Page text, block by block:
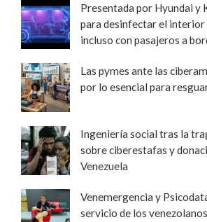
Presentada por Hyundai y
para desinfectar el interior
incluso con pasajeros a
Las pymes ante las
por lo esencial para
Ingeniería social tras la
sobre ciberestafas y
Venezuela
Venemergencia y
servicio de los